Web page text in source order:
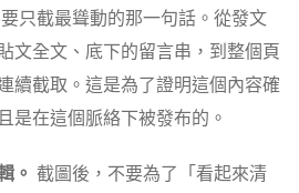
只截最聳動的那一句話。從發文
文全文、底下的留言串，到整個頁
續截取。這是為了證明這個內容確
是在這個脈絡下被發布的。
。 截圖後，不要為了「看起來清